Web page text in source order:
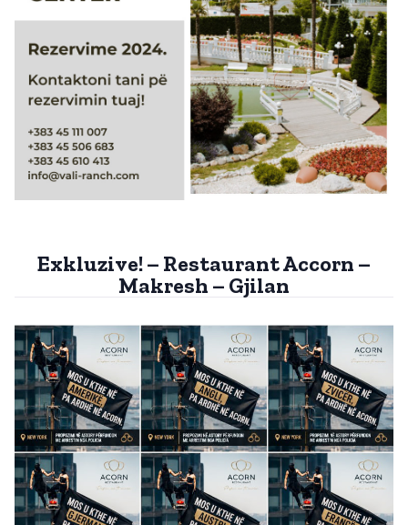
Exkluzive! – Restaurant Accorn –
Makresh – Gjilan